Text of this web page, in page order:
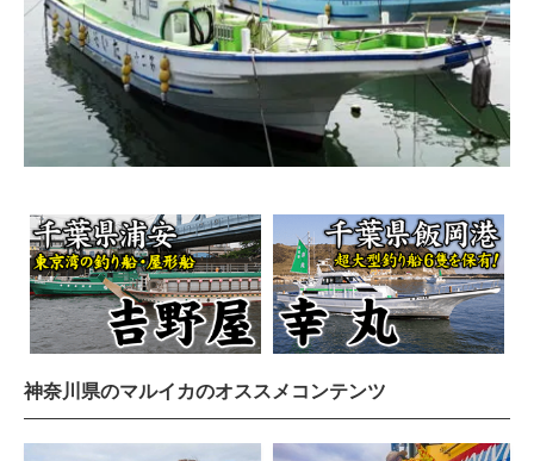
神奈川県のマルイカのオススメコンテンツ